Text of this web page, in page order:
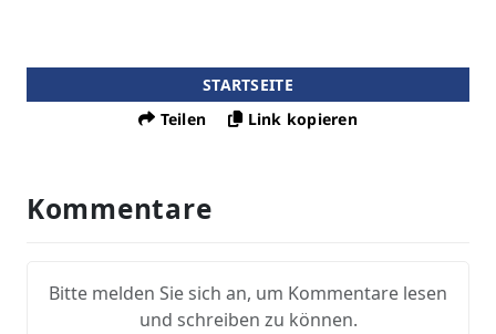
STARTSEITE
Teilen
Link kopieren
Kommentare
Bitte melden Sie sich an, um Kommentare lesen
und schreiben zu können.